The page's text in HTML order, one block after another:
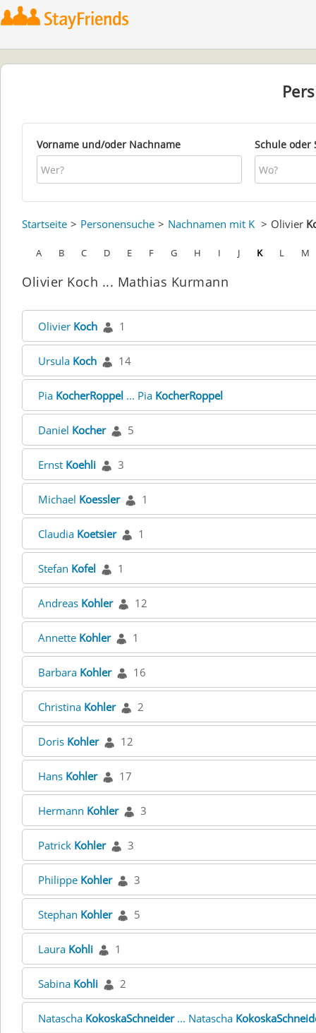
Vorname und/oder Nachname Schule oder
Startseite Personensuche Nachnamen mit K Olivier
A B C D E F G H I J K L M
Olivier Koch ... Mathias Kurmann
Olivier Koch 1
Ursula Koch 14
Pia KocherRoppel ... Pia KocherRoppel
Daniel Kocher 5
Ernst Koehli 3
Michael Koessler 1
Claudia Koetsier 1
Stefan Kofel 1
Andreas Kohler 12
Annette Kohler 1
Barbara Kohler 16
Christina Kohler 2
Doris Kohler 12
Hans Kohler 17
Hermann Kohler 3
Patrick Kohler 3
Philippe Kohler 3
Stephan Kohler 5
Laura Kohli 1
Sabina Kohli 2
Natascha KokoskaSchneider... Natascha